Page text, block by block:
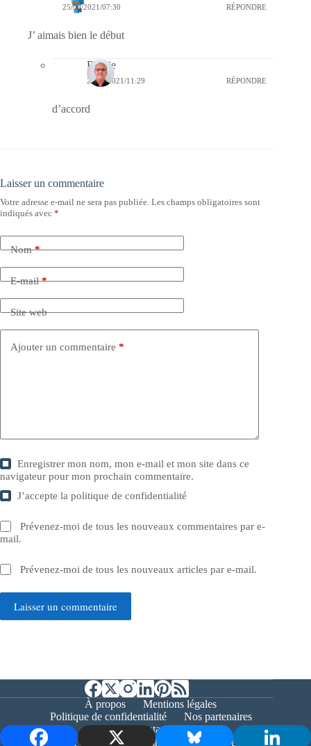
25/09/2021/07:30 RÉPONDRE
J’ aimais bien le début
Bernie
25/09/2021/11:29 RÉPONDRE
d’accord
Laisser un commentaire
Votre adresse e-mail ne sera pas publiée. Les champs obligatoires sont
indiqués avec *
Nom*
E-mail*
Site web
Ajouter un commentaire *
Enregistrer mon nom, mon e-mail et mon site dans ce
navigateur pour mon prochain commentaire.
J’accepte lapolitique de confidentialité
Prévenez-moi de tous les nouveaux commentaires par e-
mail.
Prévenez-moi de tous les nouveaux articles par e-mail.
Laisser un commentaire
À propos
Mentions légales
Politique de confidentialité
Nos partenaires
Contact
Copyright © 2026 - Bernieshoot.fr Journal Web